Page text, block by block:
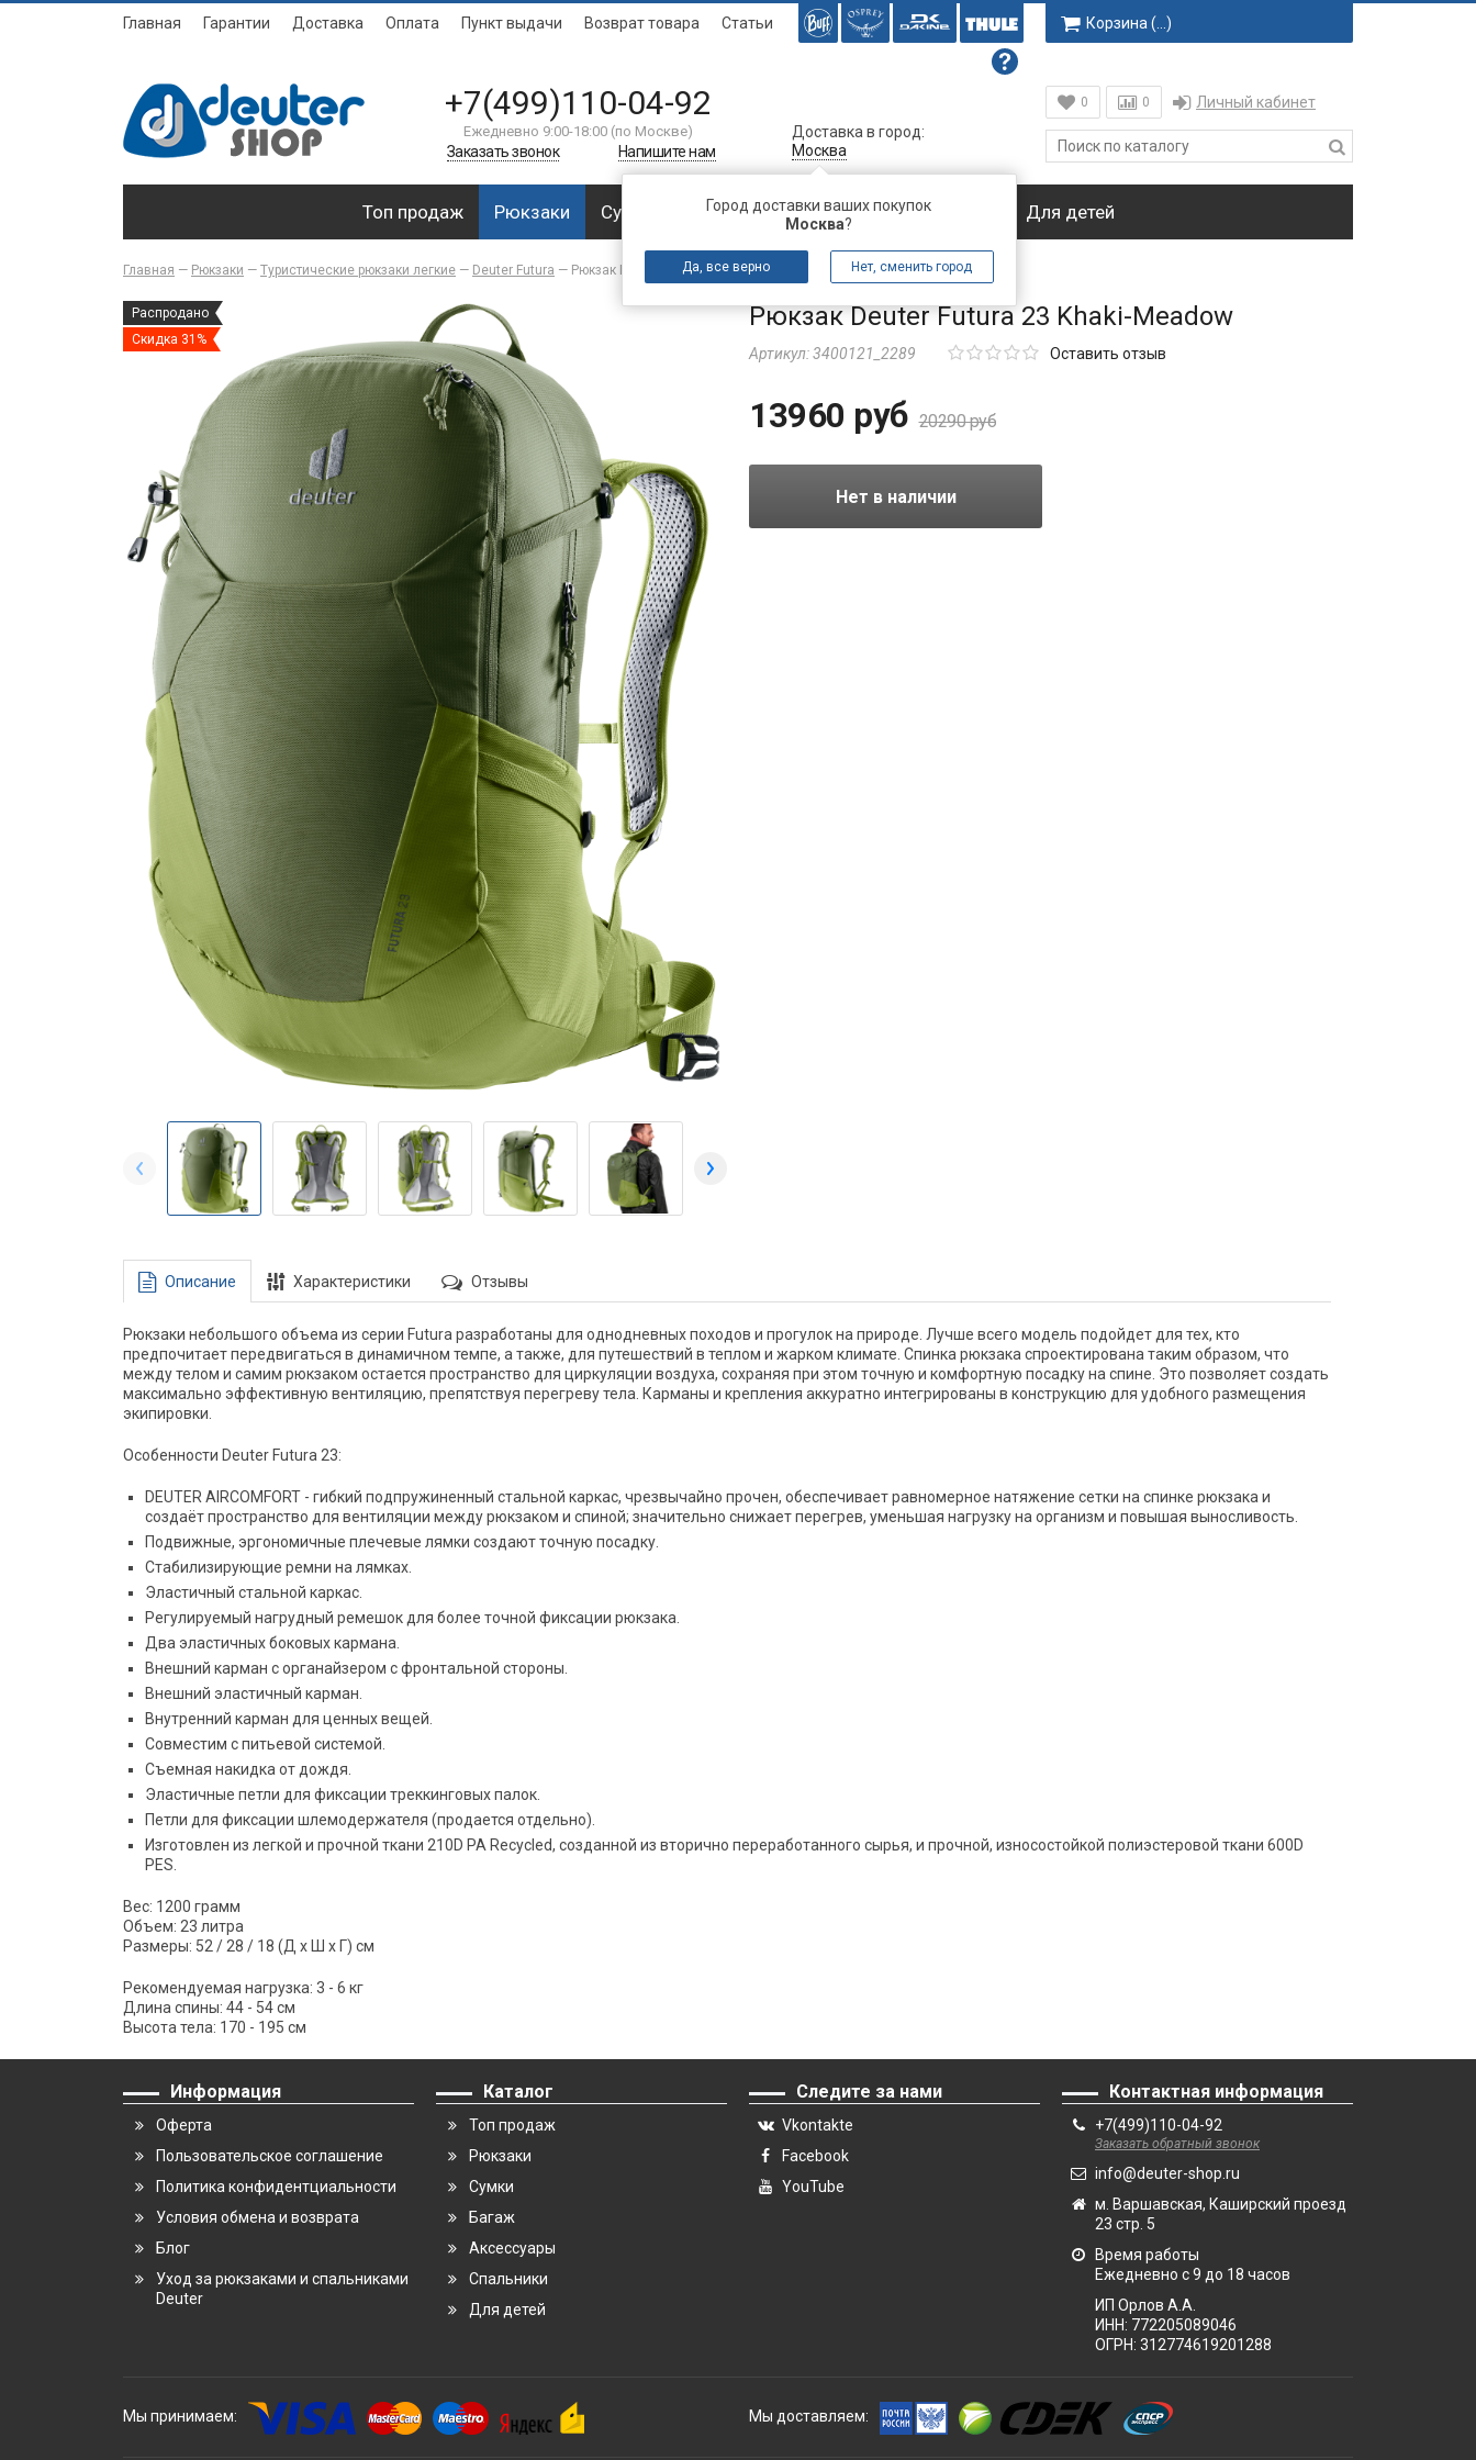
Главная Гарантии Доставка Оплата Пункт выдачи Возврат товара Статьи Корзина ( )
+7(499)110-04-92
Ежедневно 9:00-18:00 (по Москве)
Заказать звонок Напишите нам
Доставка в город:
Москва
Город доставки ваших покупок
Москва?
Да, все верно Нет, сменить город
0 0 Личный кабинет
Топ продаж Рюкзаки Сумки Багаж Аксессуары Спальники Для детей
Главная — Рюкзаки — Туристические рюкзаки легкие — Deuter Futura — Рюкзак Deuter Futura 23 Khaki-Meadow
Распродано
Скидка 31%
Рюкзак Deuter Futura 23 Khaki-Meadow
Артикул:3400121_2289 Оставить отзыв
13960 руб 20290 руб
Нет в наличии
Описание Характеристики Отзывы
Рюкзаки небольшого объема из серии Futura разработаны для однодневных походов и прогулок на природе. Лучше всего модель подойдет для тех, кто
предпочитает передвигаться в динамичном темпе, а также, для путешествий в теплом и жарком климате. Спинка рюкзака спроектирована таким образом, что
между телом и самим рюкзаком остается пространство для циркуляции воздуха, сохраняя при этом точную и комфортную посадку на спине. Это позволяет создать
максимально эффективную вентиляцию, препятствуя перегреву тела. Карманы и крепления аккуратно интегрированы в конструкцию для удобного размещения
экипировки.
Особенности Deuter Futura 23:
DEUTER AIRCOMFORT - гибкий подпружиненный стальной каркас, чрезвычайно прочен, обеспечивает равномерное натяжение сетки на спинке рюкзака и
создаёт пространство для вентиляции между рюкзаком и спиной; значительно снижает перегрев, уменьшая нагрузку на организм и повышая выносливость.
Подвижные, эргономичные плечевые лямки создают точную посадку.
Стабилизирующие ремни на лямках.
Эластичный стальной каркас.
Регулируемый нагрудный ремешок для более точной фиксации рюкзака.
Два эластичных боковых кармана.
Внешний карман с органайзером с фронтальной стороны.
Внешний эластичный карман.
Внутренний карман для ценных вещей.
Совместим с питьевой системой.
Съемная накидка от дождя.
Эластичные петли для фиксации треккинговых палок.
Петли для фиксации шлемодержателя (продается отдельно).
Изготовлен из легкой и прочной ткани 210D PA Recycled, созданной из вторично переработанного сырья, и прочной, износостойкой полиэстеровой ткани 600D
PES.
Вес: 1200 грамм
Объем: 23 литра
Размеры: 52 / 28 / 18 (Д x Ш x Г) см
Рекомендуемая нагрузка: 3 - 6 кг
Длина спины: 44 - 54 см
Высота тела: 170 - 195 см
Информация
Оферта
Пользовательское соглашение
Политика конфидентциальности
Условия обмена и возврата
Блог
Уход за рюкзаками и спальниками
Deuter
Каталог
Топ продаж
Рюкзаки
Сумки
Багаж
Аксессуары
Спальники
Для детей
Следите за нами
Vkontakte
Facebook
YouTube
Контактная информация
+7(499)110-04-92
Заказать обратный звонок
info@deuter-shop.ru
м. Варшавская, Каширский проезд
23 стр. 5
Время работы
Ежедневно с 9 до 18 часов
ИП Орлов А.А.
ИНН: 772205089046
ОГРН: 312774619201288
Мы принимаем: Мы доставляем: